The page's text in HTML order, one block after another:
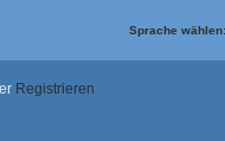
Sprache
Registrieren